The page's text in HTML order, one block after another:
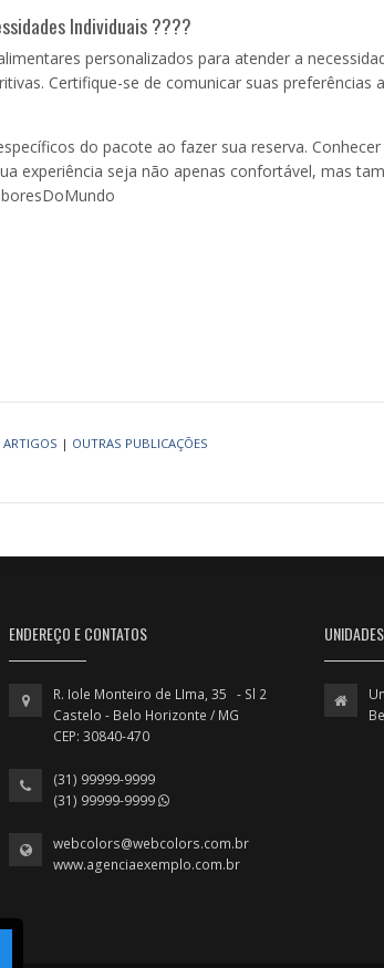
Individuais ????
personalizados para atender a
Certifique-se de comunicar suas preferências
do pacote ao fazer sua reserva.
experiência seja não apenas confortável, mas
ARTIGOS | OUTRAS PUBLICAÇÕES
ENDEREÇO E CONTATOS
R. Iole Monteiro de LIma, 35 - Sl 2
Castelo - Belo Horizonte / MG
CEP: 30840-470
(31) 99999-9999
(31) 99999-9999
webcolors@webcolors.com.br
www.agenciaexemplo.com.br